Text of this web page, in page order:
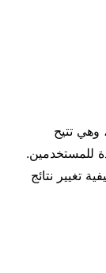
وهي تتيح
للمستخدمين.
تغيير نتائج